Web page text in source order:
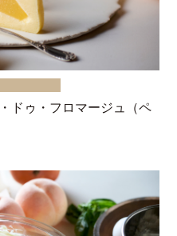
ドゥ・フロマージュ（ペ